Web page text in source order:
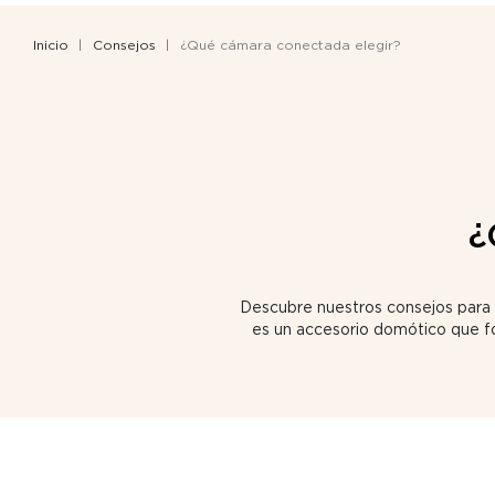
Inicio Consejos ¿Qué cámara conectada elegir?
Descubre nuestros consejos
es un accesorio domótico que